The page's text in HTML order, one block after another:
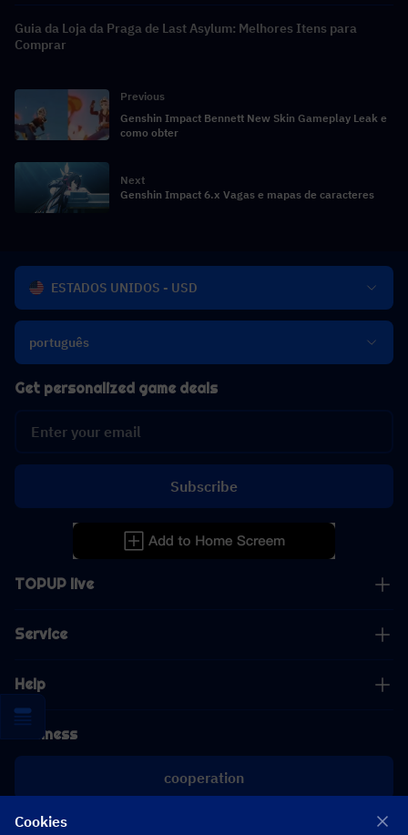
Guia da Loja da Praga de Last Asylum: Melhores Itens para
Comprar
Previous
Genshin Impact Bennett New Skin Gameplay Leak e
como obter
Next
Genshin Impact 6.x Vagas e mapas de caracteres
ESTADOS UNIDOS - USD
português
TOPUP live
Service
Help
Business
cooperation
[email protected]
Get personalized game deals
Subscribe
Cookies